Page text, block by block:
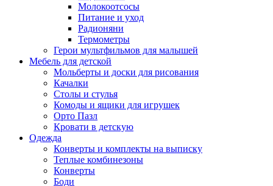
Молокоотсосы
Питание и уход
Радионяни
Термометры
Герои мультфильмов для малышей
Мебель для детской
Мольберты и доски для рисования
Качалки
Столы и стулья
Комоды и ящики для игрушек
Орто Пазл
Кровати в детскую
Одежда
Конверты и комплекты на выписку
Теплые комбинезоны
Конверты
Боди